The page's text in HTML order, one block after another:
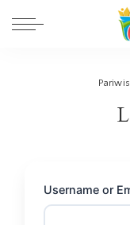
Username or